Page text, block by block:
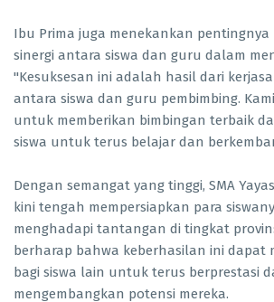
Ibu Prima juga menekankan pentingnya
sinergi antara siswa dan guru dalam
"Kesuksesan ini adalah hasil dari
antara siswa dan guru pembimbing.
untuk memberikan bimbingan terbaik
siswa untuk terus belajar dan
Dengan semangat yang tinggi, SMA
kini tengah mempersiapkan para
menghadapi tantangan di tingkat
berharap bahwa keberhasilan ini dapat
bagi siswa lain untuk terus berprestasi
mengembangkan potensi mereka.